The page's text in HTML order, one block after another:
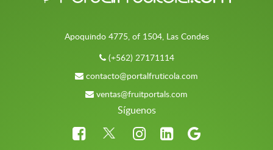
Apoquindo 4775, of 1504, Las Condes
(+562) 27171114
contacto@portalfruticola.com
ventas@fruitportals.com
Síguenos